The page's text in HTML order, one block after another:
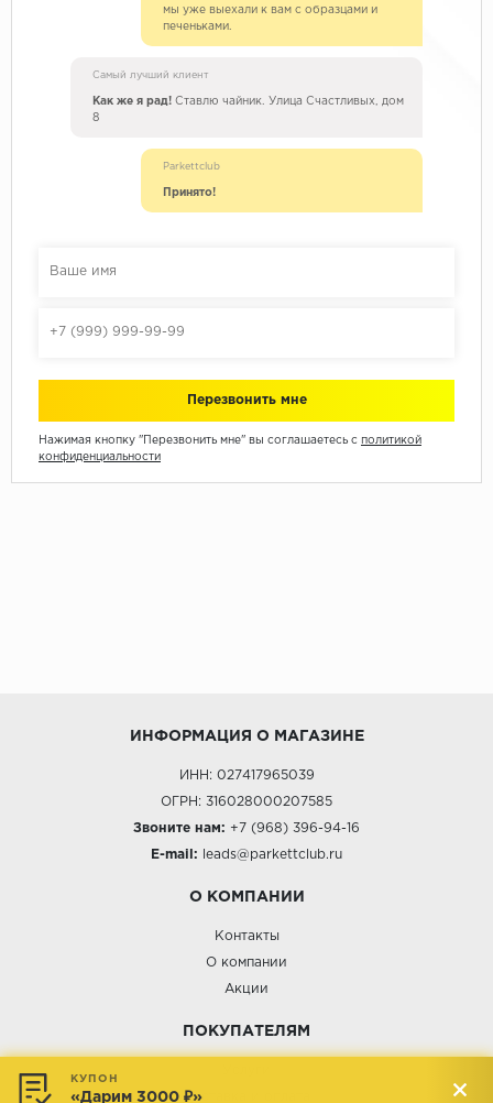
мы уже выехали к вам с образцами и
печеньками.
Самый лучший клиент
Как же я рад! Ставлю чайник. Улица Счастливых, дом
8
Parkettclub
Принято!
Нажимая кнопку "Перезвонить мне" вы соглашаетесь с политикой
конфиденциальности
ИНФОРМАЦИЯ О МАГАЗИНЕ
ИНН: 027417965039
ОГРН: 316028000207585
Звоните нам: +7 (968) 396-94-16
E-mail: leads@parkettclub.ru
О КОМПАНИИ
Контакты
О компании
Акции
ПОКУПАТЕЛЯМ
Доставка и оплата
КУПОН
«Дарим 3000 ₽»